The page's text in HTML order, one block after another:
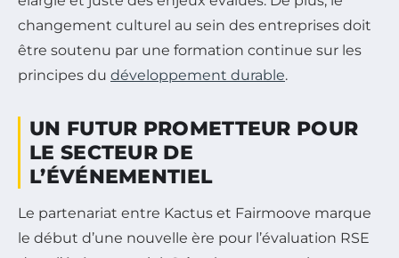
changement culturel au sein des entreprises doit
être soutenu par une formation continue sur les
principes du développement durable.
UN FUTUR PROMETTEUR POUR
LE SECTEUR DE
L’ÉVÉNEMENTIEL
Le partenariat entre Kactus et Fairmoove marque
le début d’une nouvelle ère pour l’évaluation RSE